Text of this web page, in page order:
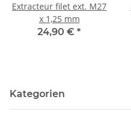
Extracteur filet ext. M27
x 1,25 mm
24,90 € *
Kategorien